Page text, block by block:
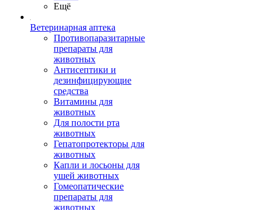
Ещё
Ветеринарная аптека
Противопаразитарные
препараты для
животных
Антисептики и
дезинфицирующие
средства
Витамины для
животных
Для полости рта
животных
Гепатопротекторы для
животных
Капли и лосьоны для
ушей животных
Гомеопатические
препараты для
животных